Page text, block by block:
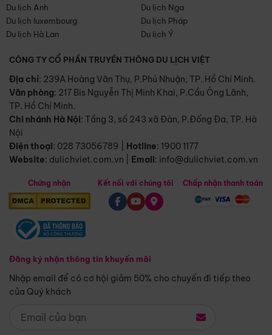
Du lịch Anh
Du lịch Nga
Du lịch luxembourg
Du lịch Pháp
Du lịch Hà Lan
Du lịch Ý
CÔNG TY CỔ PHẦN TRUYỀN THÔNG DU LỊCH VIỆT
Địa chỉ: 239A Hoàng Văn Thụ, P.Phú Nhuận, TP. Hồ Chí Minh.
Văn phòng: 217 Bis Nguyễn Thị Minh Khai, P.Cầu Ông Lãnh,
TP. Hồ Chí Minh.
Chi nhánh Hà Nội: Tầng 3, số 243 xã Đàn, P.Đống Đa, TP. Hà
Nội
Điện thoại: 028 73056789 Hotline: 1900 1177
Website: dulichviet.com.vn Email: info@dulichviet.com.vn
Chứng nhận
Đăng ký nhận thông tin khuyến mãi
Nhập email để có cơ hội giảm 50% cho chuyến đi tiếp theo
của Quý khách
Kết nối với chúng tôi Chấp nhận thanh toán